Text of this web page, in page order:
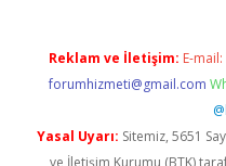
Reklam ve İletişim: E-mail:
forumhizmeti@gmail.com
Yasal Uyarı: Sitemiz, 5651
ve İletişim Kurumu (BTK)